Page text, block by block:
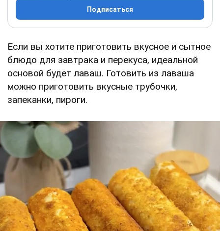
Подписаться
Если вы хотите приготовить вкусное и сытное
блюдо для завтрака и перекуса, идеальной
основой будет лаваш. Готовить из лаваша
можно приготовить вкусные трубочки,
запеканки, пироги.